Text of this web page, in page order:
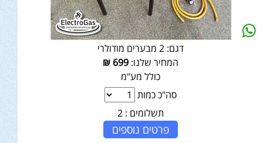
דגם: 2 מבערים מודולרי
המחיר שלנו:699
₪
כולל מע"מ
סה"כ כמות
תשלומים : 2
פרטים נוספים